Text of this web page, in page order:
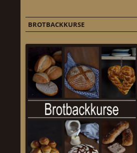
BROTBACKKURSE